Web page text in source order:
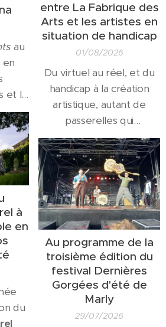
Rirede Marly que vous
la...
au
en
et le
ou
3
19
entre La Fabrique des
Arts et les artistes en
situation de handicap
01/08/2026
Du virtuel au réel, et du
handicap à la création
artistique, autant de
passerelles qui
trouveront leur
expression en septembre
à
Denainà l'occasion de
l'exposition intitulée
Dialogue. Cette
collaboration entre la
Fabrique des Artset le
musée virtuel « L'Art de
la différence »vous
donne rendez-vous du 14
au 30 septembre, nous
vous présentons ici...
à
en
du
Au programme de la
troisième édition du
festival Dernières
Gorgées d'été de
Marly
29/07/2026